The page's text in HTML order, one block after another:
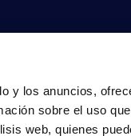
y los anuncios,
sobre el uso
web, quienes